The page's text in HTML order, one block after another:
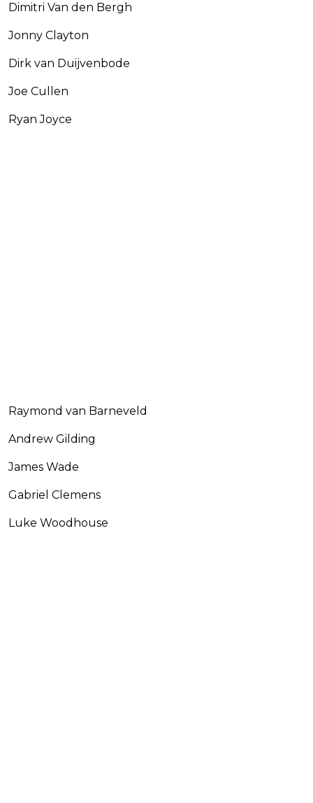
Dimitri Van den Bergh
Jonny Clayton
Dirk van Duijvenbode
Joe Cullen
Ryan Joyce
Raymond van Barneveld
Andrew Gilding
James Wade
Gabriel Clemens
Luke Woodhouse